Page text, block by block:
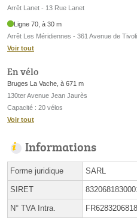
Arrêt Lanet - 13 Rue Lanet
Ligne 70, à 30 m
Arrêt Les Méridiennes - 361 Avenue de Tivoli
Voir tout
En vélo
Bruges La Vache, à 671 m
130ter Avenue Jean Jaurès
Capacité : 20 vélos
Voir tout
Informations
Forme juridique SARL
SIRET
N° TVA Intra.